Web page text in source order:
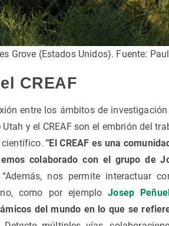
Grove (Estados Unidos). Fuente:
CREAF
entre los ámbitos de
y el CREAF son el embrión del
científico. "El CREAF es una
colaborado con el grupo de
“Además, nos permite interactuar
como por ejemploJosep
del mundo en lo que se